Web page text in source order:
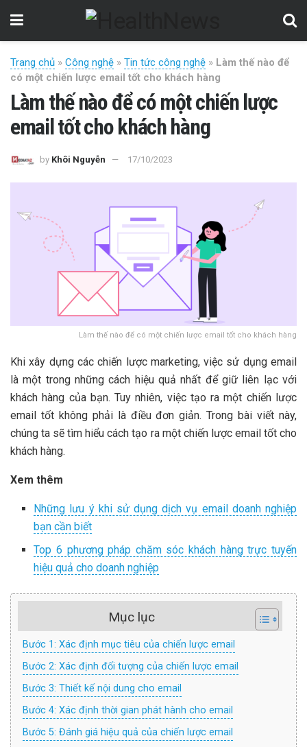
Trang chủ » Công nghệ » Tin tức công nghệ » Làm thế nào để
có một chiến lược email tốt cho khách hàng
Làm thế nào để có một chiến lược
email tốt cho khách hàng
by Khôi Nguyễn 17/10/2023
Làm thế nào để có một chiến lược email tốt cho khách hàng
Khi xây dựng các chiến lược marketing, việc sử dụng email
là một trong những cách hiệu quả nhất để giữ liên lạc với
khách hàng của bạn. Tuy nhiên, việc tạo ra một chiến lược
email tốt không phải là điều đơn giản. Trong bài viết này,
chúng ta sẽ tìm hiểu cách tạo ra một chiến lược email tốt cho
khách hàng.
Xem thêm
Những lưu ý khi sử dụng dịch vụ email doanh nghiệp
bạn cần biết
Top 6 phương pháp chăm sóc khách hàng trực tuyến
hiệu quả cho doanh nghiệp
Mục lục
Bước 1: Xác định mục tiêu của chiến lược email
Bước 2: Xác định đối tượng của chiến lược email
Bước 3: Thiết kế nội dung cho email
Bước 4: Xác định thời gian phát hành cho email
Bước 5: Đánh giá hiệu quả của chiến lược email